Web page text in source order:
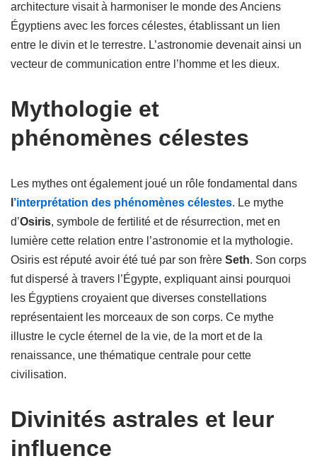
architecture visait à harmoniser le monde des Anciens
Égyptiens avec les forces célestes, établissant un lien
entre le divin et le terrestre. L’astronomie devenait ainsi un
vecteur de communication entre l’homme et les dieux.
Mythologie et
phénomènes célestes
Les mythes ont également joué un rôle fondamental dans
’interprétation des phénomènes célestes. Le mythe
d’Osiris, symbole de fertilité et de résurrection, met en
lumière cette relation entre l’astronomie et la mythologie.
Osiris est réputé avoir été tué par son frère Seth. Son corps
fut dispersé à travers l’Égypte, expliquant ainsi pourquoi
les Égyptiens croyaient que diverses constellations
représentaient les morceaux de son corps. Ce mythe
illustre le cycle éternel de la vie, de la mort et de la
renaissance, une thématique centrale pour cette
civilisation.
Divinités astrales et leur
influence